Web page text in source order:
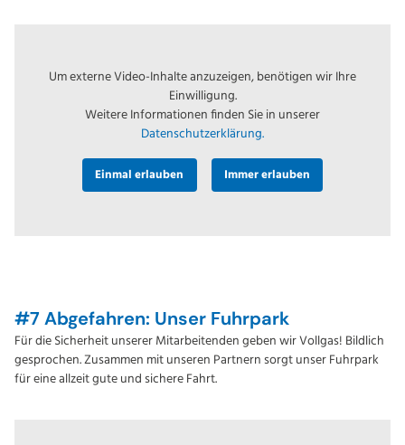
Um externe Video-Inhalte anzuzeigen, benötigen wir Ihre
Einwilligung.
Weitere Informationen finden Sie in unserer
Datenschutzerklärung.
Einmal erlauben Immer erlauben
#7 Abgefahren: Unser Fuhrpark
Für die Sicherheit unserer Mitarbeitenden geben wir Vollgas! Bildlich
gesprochen. Zusammen mit unseren Partnern sorgt unser Fuhrpark
für eine allzeit gute und sichere Fahrt.